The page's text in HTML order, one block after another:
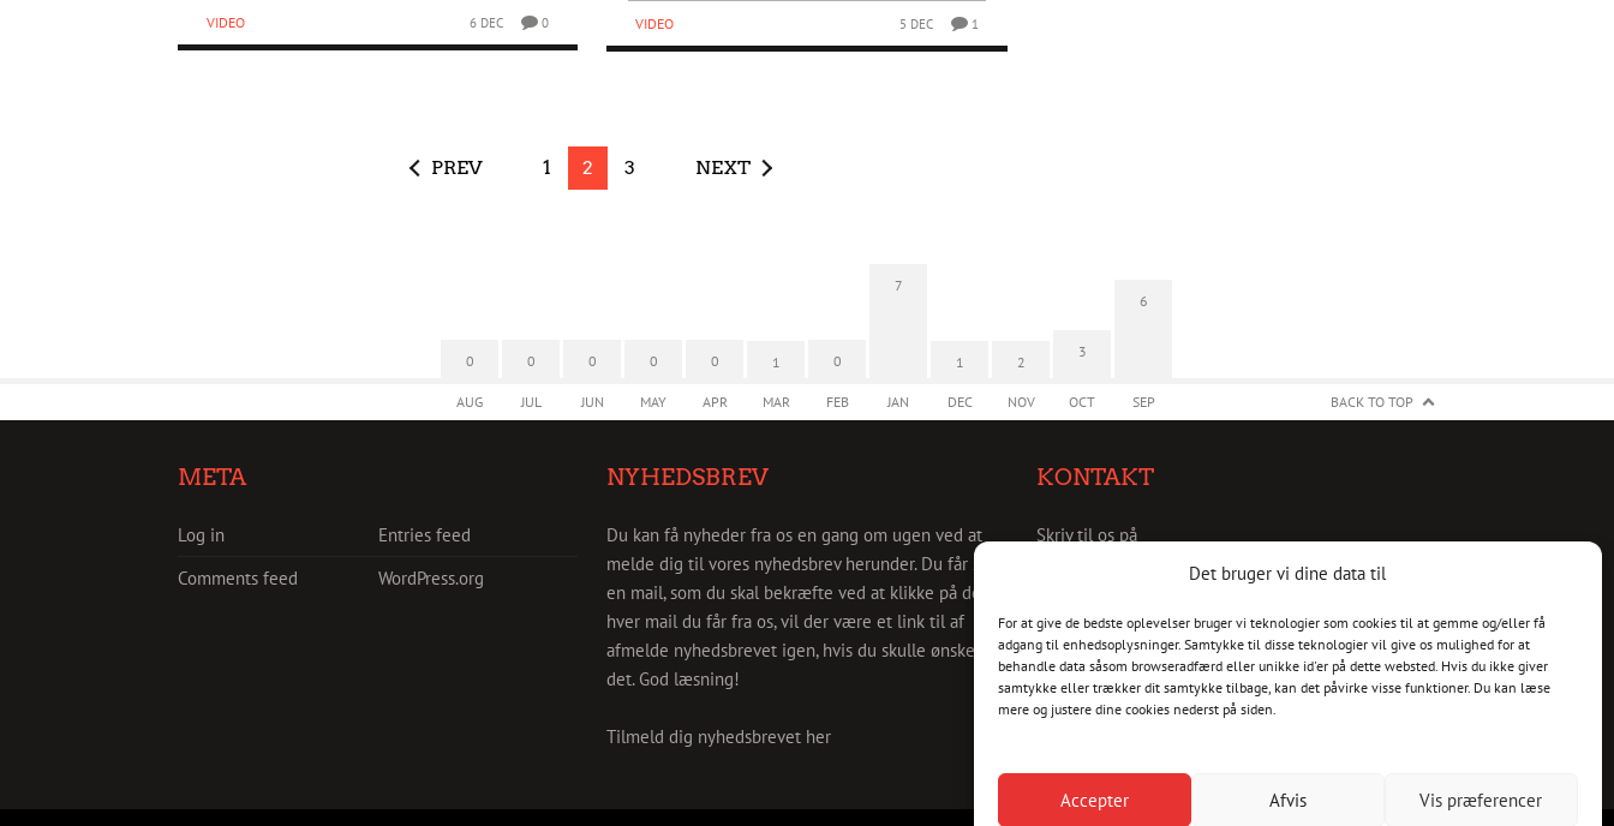
Det bruger vi dine data til
For at give de bedste oplevelser bruger vi teknologier som cookies til at gemme og/eller få
adgang til enhedsoplysninger. Samtykke til disse teknologier vil give os mulighed for at
behandle data såsom browseradfærd eller unikke id'er på dette websted. Hvis du ikke giver
samtykke eller trækker dit samtykke tilbage, kan det påvirke visse funktioner. Du kan læse
mere og justere dine cookies nederst på siden.
Accepter Afvis Vis præferencer
VIDEO 6 DEC 0 VIDEO 5 DEC 1
PREV 1 2 3 NEXT
0
AUG
0
JUL
0
JUN
0
MAY
0
APR
1
MAR
0
FEB
7
JAN
1
DEC
2
NOV
3
OCT
6
SEP BACK TO TOP
META
Log in
Entries feed
Comments feed
WordPress.org
NYHEDSBREV
Du kan få nyheder fra os en gang om ugen ved at
melde dig til vores nyhedsbrev herunder. Du får så
en mail, som du skal bekræfte ved at klikke på den. I
hver mail du får fra os, vil der være et link til af
afmelde nyhedsbrevet igen, hvis du skulle ønske
det. God læsning!
Tilmeld dig nyhedsbrevet her
KONTAKT
Skriv til os på
info@christianshavnskvarter.dk